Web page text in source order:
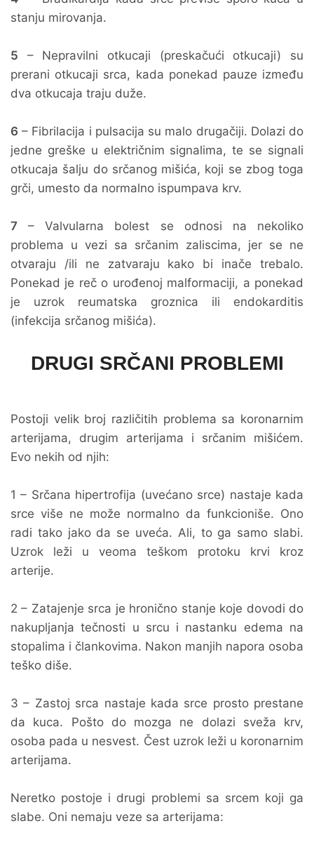
stanju mirovanja.
5 – Nepravilni otkucaji (preskačući otkucaji) su
prerani otkucaji srca, kada ponekad pauze između
dva otkucaja traju duže.
6 – Fibrilacija i pulsacija su malo drugačiji. Dolazi do
jedne greške u električnim signalima, te se signali
otkucaja šalju do srčanog mišića, koji se zbog toga
grči, umesto da normalno ispumpava krv.
7 – Valvularna bolest se odnosi na nekoliko
problema u vezi sa srčanim zaliscima, jer se ne
otvaraju /ili ne zatvaraju kako bi inače trebalo.
Ponekad je reč o urođenoj malformaciji, a ponekad
je uzrok reumatska groznica ili endokarditis
(infekcija srčanog mišića).
DRUGI SRČANI PROBLEMI
Postoji velik broj različitih problema sa koronarnim
arterijama, drugim arterijama i srčanim mišićem.
Evo nekih od njih:
1 – Srčana hipertrofija (uvećano srce) nastaje kada
srce više ne može normalno da funkcioniše. Ono
radi tako jako da se uveća. Ali, to ga samo slabi.
Uzrok leži u veoma teškom protoku krvi kroz
arterije.
2 – Zatajenje srca je hronično stanje koje dovodi do
nakupljanja tečnosti u srcu i nastanku edema na
stopalima i člankovima. Nakon manjih napora osoba
teško diše.
3 – Zastoj srca nastaje kada srce prosto prestane
da kuca. Pošto do mozga ne dolazi sveža krv,
osoba pada u nesvest. Čest uzrok leži u koronarnim
arterijama.
Neretko postoje i drugi problemi sa srcem koji ga
slabe. Oni nemaju veze sa arterijama: